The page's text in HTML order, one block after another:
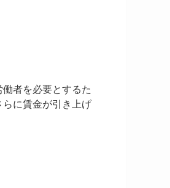
者を必要とするた
に賃金が引き上げ